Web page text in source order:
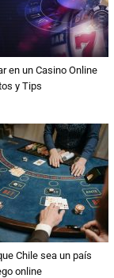
en un Casino Online
y Tips
Chile sea un país
online